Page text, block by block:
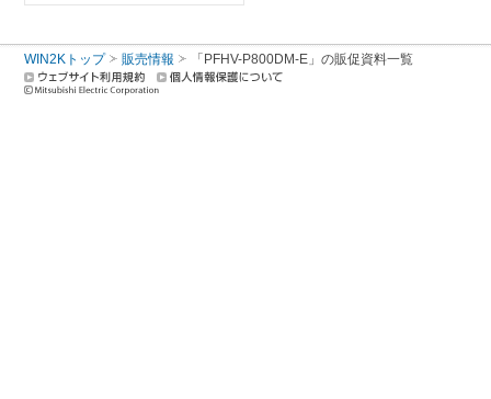
WIN2Kトップ 販売情報 「PFHV-P800DM-E」の販促資料一覧